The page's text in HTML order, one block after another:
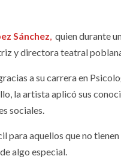
Sánchez, quien durante
y directora teatral
a su carrera en
la artista aplicó sus
sociales.
aquellos que no
algo especial.